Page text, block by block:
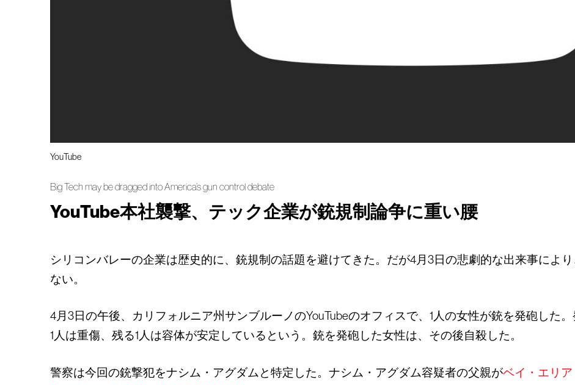
YouTube
Big Tech may be dragged into America’s gun control debate
YouTube本社襲撃、テック企業が銃規制論争に重い腰
シリコンバレーの企業は歴史的に、銃規制の話題を避けてきた。だが4月3日の悲劇的な出来事によ
ない。
4月3日の午後、カリフォルニア州サンブルーノのYouTubeのオフィスで、1人の女性が銃を発砲した。
1人は重傷、残る1人は容体が安定しているという。銃を発砲した女性は、その後自殺した。
警察は今回の銃撃犯をナシム・アグダムと特定した。ナシム・アグダム容疑者の父親がベイ・エリ